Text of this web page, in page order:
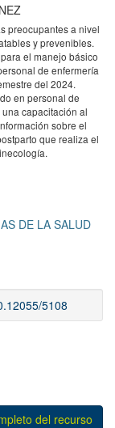
preocupantes a nivel
y prevenibles.
el manejo básico
de enfermería
del 2024.
en personal de
capacitación al
sobre el
que realiza el
DE LA SALUD
5108
del recurso